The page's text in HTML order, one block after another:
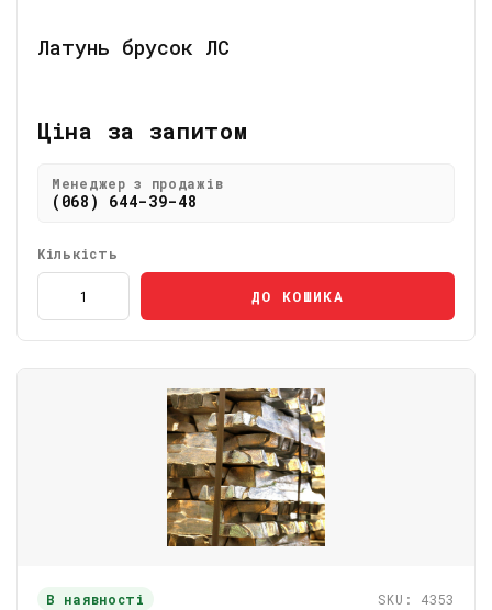
Латунь брусок ЛС
Ціна за запитом
Менеджер з продажів
(068) 644-39-48
Кількість
ДО КОШИКА
В наявності SKU: 4353